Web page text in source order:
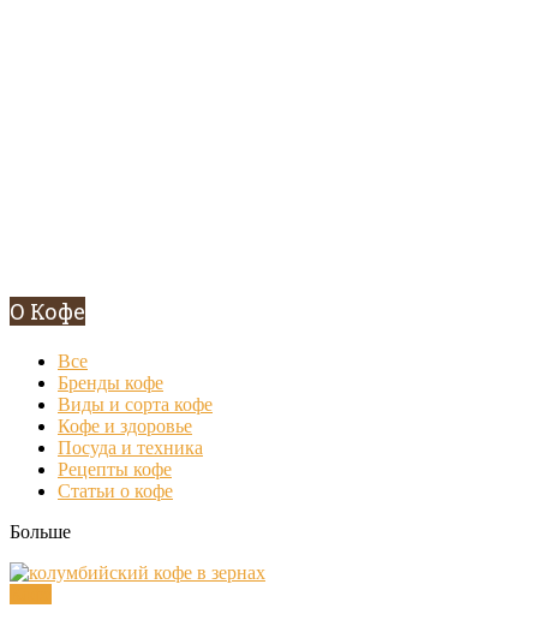
О Кофе
Все
Бренды кофе
Виды и сорта кофе
Кофе и здоровье
Посуда и техника
Рецепты кофе
Статьи о кофе
Больше